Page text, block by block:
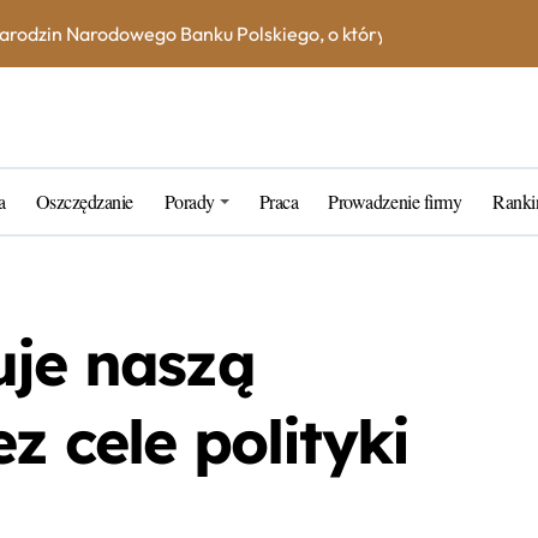
książeczce mieszkaniowej w 2023 roku? Skorzystaj z
jak uniknąć dodatkowych kosztów i opłat?
porady na 2023 rok
wybrać najlepszą inwestycję dla siebie?
Oszczędzanie Porady Praca Prowadzenie firmy
naszą
cele polityki